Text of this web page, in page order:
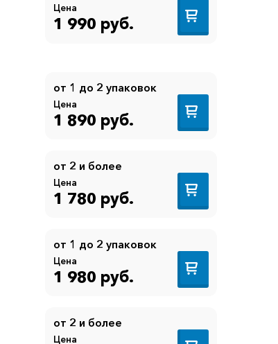
Цена
1 990 руб.
от 1 до 2 упаковок
Цена
1 890 руб.
от 2 и более
Цена
1 780 руб.
от 1 до 2 упаковок
Цена
1 980 руб.
от 2 и более
Цена